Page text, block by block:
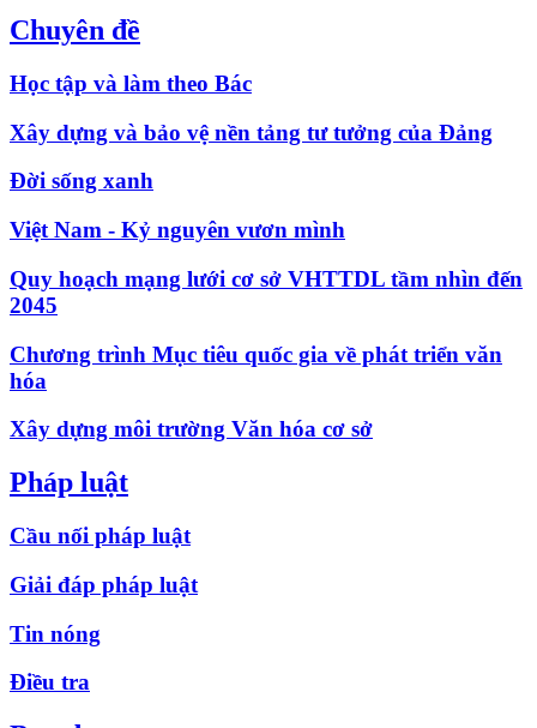
Chuyên đề
Học tập và làm theo Bác
Xây dựng và bảo vệ nền tảng tư tưởng của Đảng
Đời sống xanh
Việt Nam - Kỷ nguyên vươn mình
Quy hoạch mạng lưới cơ sở VHTTDL tầm nhìn đến
2045
Chương trình Mục tiêu quốc gia về phát triển văn
hóa
Xây dựng môi trường Văn hóa cơ sở
Pháp luật
Cầu nối pháp luật
Giải đáp pháp luật
Tin nóng
Điều tra